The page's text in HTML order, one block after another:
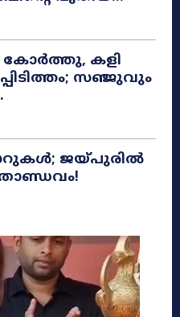
കോർത്തു, കളി
സഞ്ജുവും
ജയ്പുരിൽ